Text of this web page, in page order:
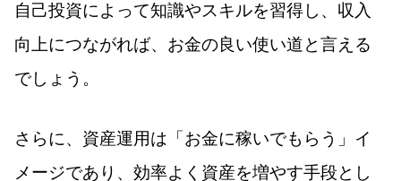
自己投資によって知識やスキルを習得し、収入
向上につながれば、お金の良い使い道と言える
でしょう。
さらに、資産運用は「お金に稼いでもらう」イ
メージであり、効率よく資産を増やす手段とし